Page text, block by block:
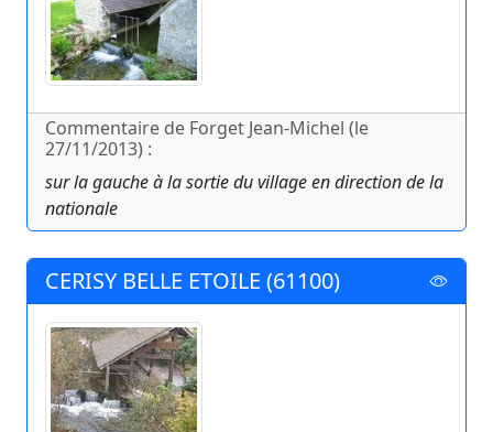
Commentaire de Forget Jean-Michel (le
27/11/2013) :
sur la gauche à la sortie du village en direction de la
nationale
CERISY BELLE ETOILE (61100)